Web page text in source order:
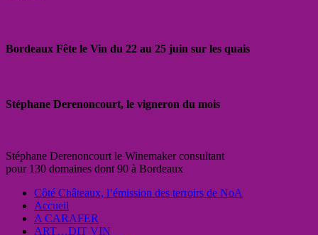
Bordeaux Fête le Vin du 22 au 25 juin sur les quais
Stéphane Derenoncourt, le vigneron du mois
Stéphane Derenoncourt le Winemaker consultant
pour 130 domaines dont 90 à Bordeaux
Côté Châteaux, l’émission des terroirs de NoA
Accueil
A CARAFER
ART…DIT VIN